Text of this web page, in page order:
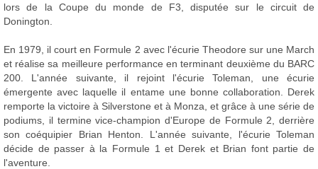
lors de la Coupe du monde de F3, disputée sur le circuit de
Donington.
En 1979, il court en Formule 2 avec l'écurie Theodore sur une March
et réalise sa meilleure performance en terminant deuxième du BARC
200. L'année suivante, il rejoint l'écurie Toleman, une écurie
émergente avec laquelle il entame une bonne collaboration. Derek
remporte la victoire à Silverstone et à Monza, et grâce à une série de
podiums, il termine vice-champion d'Europe de Formule 2, derrière
son coéquipier Brian Henton. L'année suivante, l'écurie Toleman
décide de passer à la Formule 1 et Derek et Brian font partie de
l'aventure.